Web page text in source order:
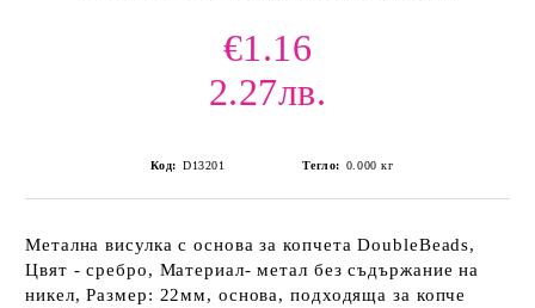
€1.16
2.27лв.
Код: D13201 Тегло: 0.000 кг
Метална висулка с основа за копчета DoubleBeads,
Цвят - сребро, Материал- метал без съдържание на
никел, Размер: 22мм, основа, подходяща за копче